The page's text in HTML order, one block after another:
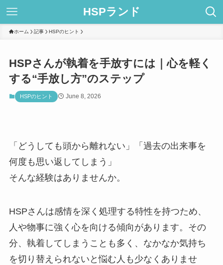
HSPランド
ホーム 記事 HSPのヒント
HSPさんが執着を手放すには｜心を軽く
する“手放し方”のステップ
HSPのヒント June 8, 2026
「どうしても頭から離れない」「過去の出来事を
何度も思い返してしまう」
そんな経験はありませんか。
HSPさんは感情を深く処理する特性を持つため、
人や物事に強く心を向ける傾向があります。その
分、執着してしまうことも多く、なかなか気持ち
を切り替えられないと悩む人も少なくありませ